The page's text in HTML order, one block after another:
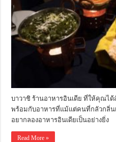
บาวาชิ ร้านอาหารอินเดีย ที่ให้คุณไ
พร้อมกับอาหารที่แม้แต่คนที่กลัวกลิ่น
อยากลองอาหารอินเดียเป็นอย่างยิ่ง
Read More »